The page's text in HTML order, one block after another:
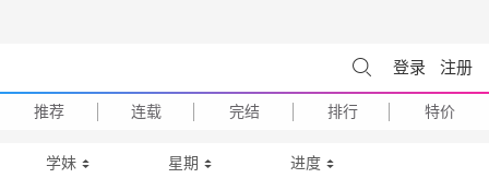
登录 注册
推荐 连载 完结 排行 特价
学妹 星期 进度